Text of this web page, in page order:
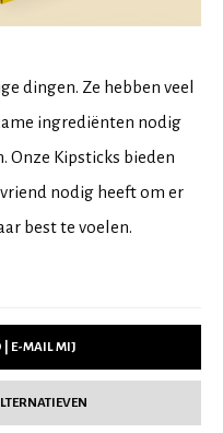
dingen. Ze hebben veel
ingrediënten nodig
Onze Kipsticks bieden
nodig heeft om er
best te voelen.
| E-MAIL MIJ